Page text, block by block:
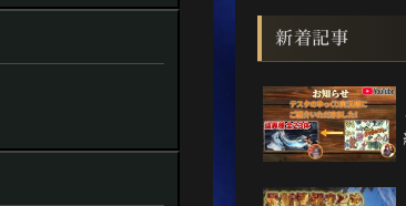
新着記事